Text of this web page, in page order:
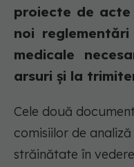
proiecte de
noi
medicale
arsuri și la
Cele două
comisiilor de
străinătate în